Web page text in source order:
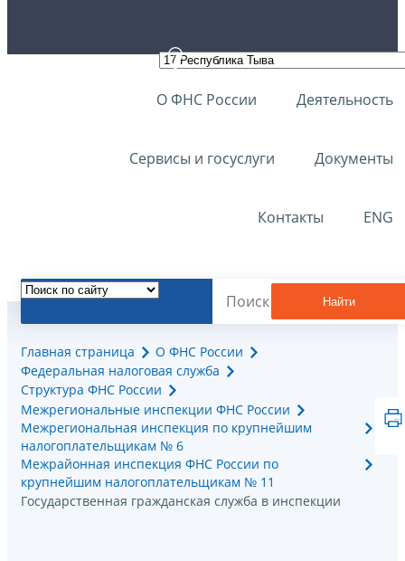
О ФНС России Деятельность
Сервисы и госуслуги Документы
Контакты ENG
Найти
Главная страница
О ФНС России
Федеральная налоговая служба
Структура ФНС России
Межрегиональные инспекции ФНС России
Межрегиональная инспекция по крупнейшим
налогоплательщикам № 6
Межрайонная инспекция ФНС России по
крупнейшим налогоплательщикам № 11
Государственная гражданская служба в инспекции